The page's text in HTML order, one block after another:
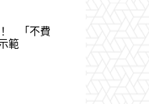
「不費
範